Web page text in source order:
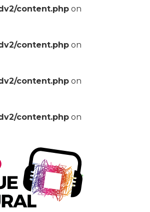
content.php on
content.php on
content.php on
content.php on